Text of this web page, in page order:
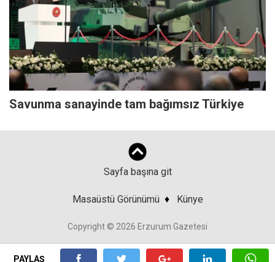
PAYLAŞ
Savunma sanayinde tam bağımsız Türkiye
Sayfa başına git
Masaüstü Görünümü ♦ Künye
Copyright © 2026 Erzurum Gazetesi